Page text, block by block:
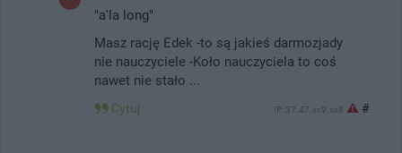
"a'la long"
Masz rację Edek -to są jakieś darmozjady
nie nauczyciele -Koło nauczyciela to coś
nawet nie stało ...
Cytuj IP: 37.47.xx9.xx8 #